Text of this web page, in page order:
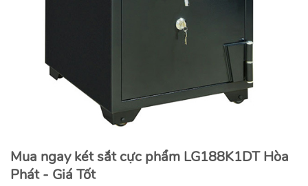
Mua ngay két sắt cực phẩm LG188K1DT Hòa
Phát - Giá Tốt